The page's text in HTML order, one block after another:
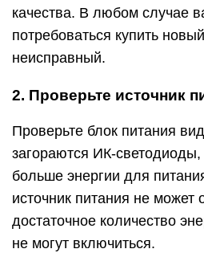
качества. В любом случае
потребоваться купить
неисправный.
2. Проверьте источник
Проверьте блок питания
загораются ИК-
больше энергии для
источник питания не может
достаточное количество
не могут включиться.